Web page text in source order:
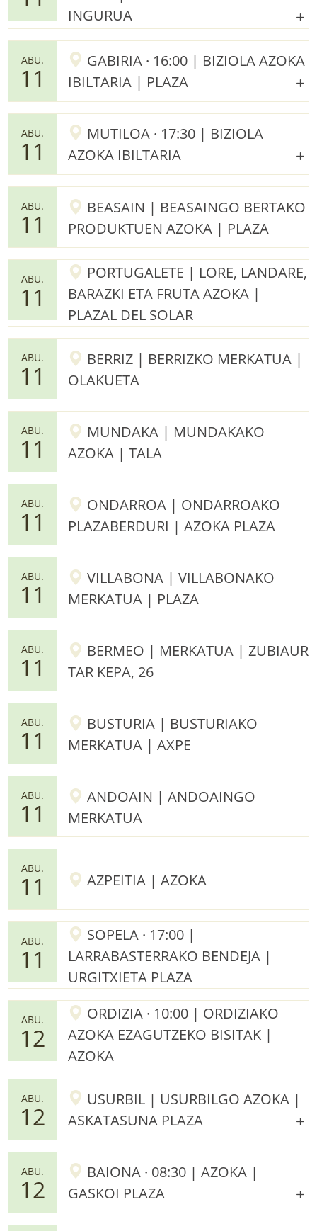
INGURUA
ABU.
11
GABIRIA · 16:00 | BIZIOLA AZOKA
IBILTARIA | PLAZA
ABU.
11
MUTILOA · 17:30 | BIZIOLA
AZOKA IBILTARIA
ABU.
11
BEASAIN | BEASAINGO BERTAKO
PRODUKTUEN AZOKA | PLAZA
ABU.
11
PORTUGALETE | LORE, LANDARE,
BARAZKI ETA FRUTA AZOKA |
PLAZAL DEL SOLAR
ABU.
11
BERRIZ | BERRIZKO MERKATUA |
OLAKUETA
ABU.
11
MUNDAKA | MUNDAKAKO
AZOKA | TALA
ABU.
11
ONDARROA | ONDARROAKO
PLAZABERDURI | AZOKA PLAZA
ABU.
11
VILLABONA | VILLABONAKO
MERKATUA | PLAZA
ABU.
11
BERMEO | MERKATUA | ZUBIAUR
TAR KEPA, 26
ABU.
11
BUSTURIA | BUSTURIAKO
MERKATUA | AXPE
ABU.
11
ANDOAIN | ANDOAINGO
MERKATUA
ABU.
11 AZPEITIA | AZOKA
ABU.
11
SOPELA · 17:00 |
LARRABASTERRAKO BENDEJA |
URGITXIETA PLAZA
ABU.
12
ORDIZIA · 10:00 | ORDIZIAKO
AZOKA EZAGUTZEKO BISITAK |
AZOKA
ABU.
12
USURBIL | USURBILGO AZOKA |
ASKATASUNA PLAZA
ABU.
12
BAIONA · 08:30 | AZOKA |
GASKOI PLAZA